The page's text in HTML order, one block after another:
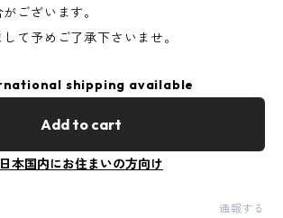
ございます。
て予めご了承下さいませ。
shipping available
Add to cart
日本国内にお住まいの方向け
通報する